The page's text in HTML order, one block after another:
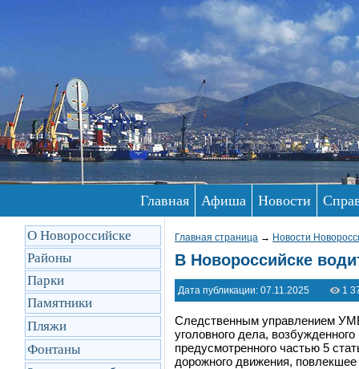
Главная Афиша Новости
О Новороссийске
Районы
Парки
Памятники
Пляжи
Фонтаны
Главная страница → Новости
В Новороссийске
Дата публикации: 07.11.2025 1
Следственным управлением
уголовного дела,
предусмотренного частью 5
дорожного движения,